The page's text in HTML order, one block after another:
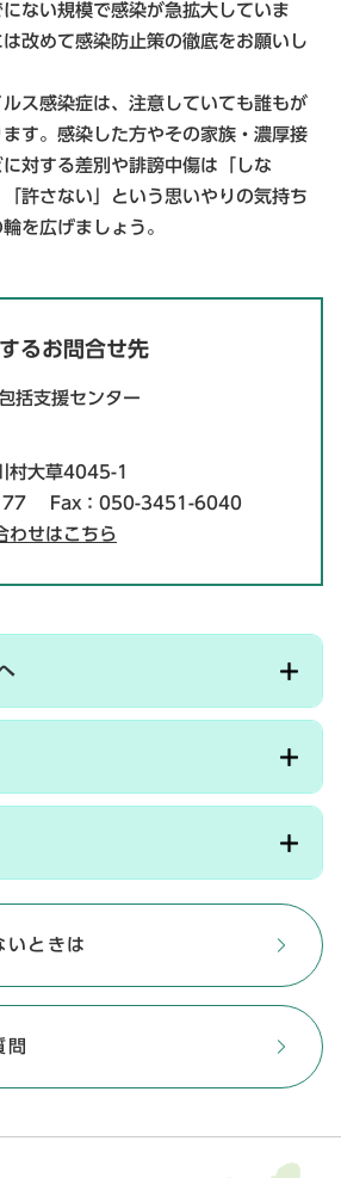
にない規模で感染が急拡大していま
改めて感染防止策の徹底をお願いし
ス感染症は、注意していても誰もが
す。感染した方やその家族・濃厚接
対する差別や誹謗中傷は「しな
許さない」という思いやりの気持ち
を広げましょう。
るお問合せ先
括支援センター
村大草4045-1
Fax：050-3451-6040
わせはこちら
いときは
問